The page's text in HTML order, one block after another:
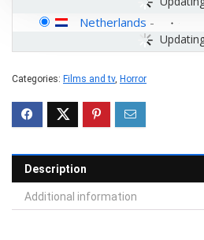
Netherlands -
Categories: Films and tv, Horror
Description
Additional information